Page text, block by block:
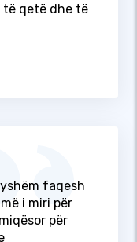
qetë dhe të
faqesh
i miri për
për